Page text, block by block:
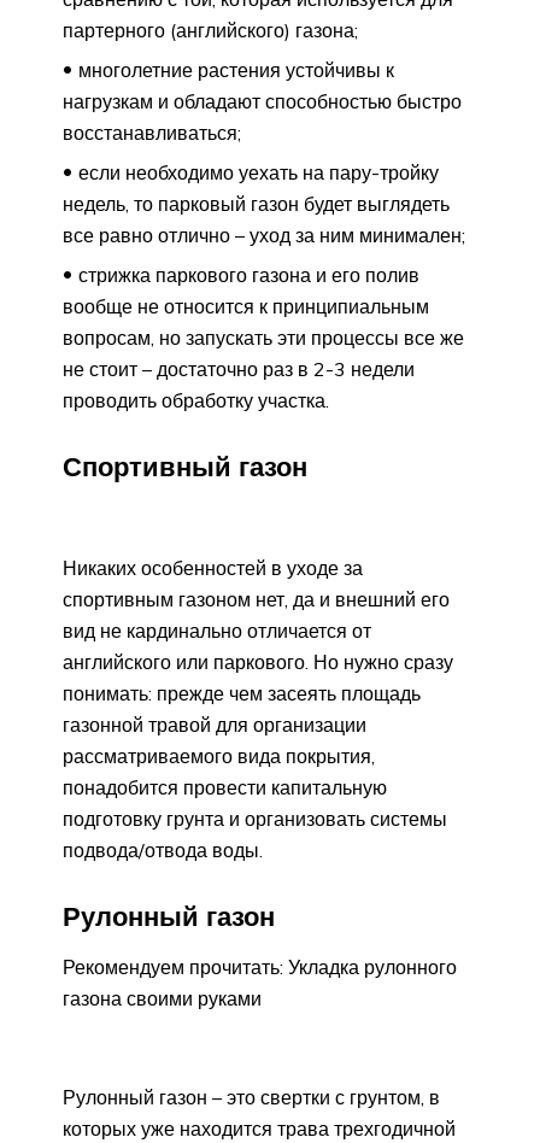
партерного (английского) газона;
многолетние растения устойчивы к
нагрузкам и обладают способностью быстро
восстанавливаться;
если необходимо уехать на пару-тройку
недель, то парковый газон будет выглядеть
все равно отлично – уход за ним минимален;
стрижка паркового газона и его полив
вообще не относится к принципиальным
вопросам, но запускать эти процессы все же
не стоит – достаточно раз в 2-3 недели
проводить обработку участка.
Спортивный газон
Никаких особенностей в уходе за
спортивным газоном нет, да и внешний его
вид не кардинально отличается от
английского или паркового. Но нужно сразу
понимать: прежде чем засеять площадь
газонной травой для организации
рассматриваемого вида покрытия,
понадобится провести капитальную
подготовку грунта и организовать системы
подвода/отвода воды.
Рулонный газон
Рекомендуем прочитать: Укладка рулонного
газона своими руками
Рулонный газон – это свертки с грунтом, в
которых уже находится трава трехгодичной